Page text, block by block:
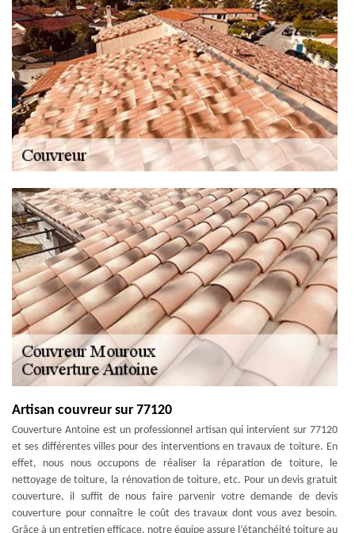
Artisan couvreur sur 77120
Couverture Antoine est un professionnel artisan qui intervient sur 77120
et ses différentes villes pour des interventions en travaux de toiture. En
effet, nous nous occupons de réaliser la réparation de toiture, le
nettoyage de toiture, la rénovation de toiture, etc. Pour un devis gratuit
couverture, il suffit de nous faire parvenir votre demande de devis
couverture pour connaître le coût des travaux dont vous avez besoin.
Grâce à un entretien efficace, notre équipe assure l’étanchéité toiture au